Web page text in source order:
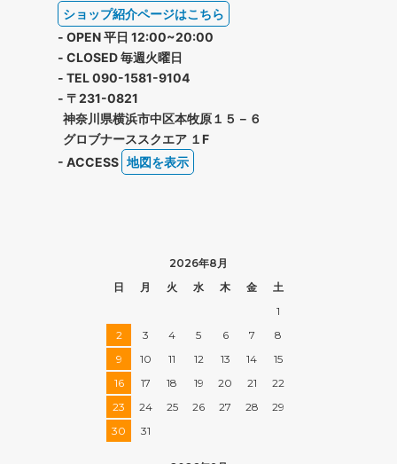
ショップ紹介ページはこちら
- OPEN 平日 12:00~20:00
- CLOSED 毎週火曜日
- TEL 090-1581-9104
- 〒231-0821
神奈川県横浜市中区本牧原１５－６
グロブナーススクエア １F
- ACCESS 地図を表示
2026年8月
日
月 火 水 木 金
土
1
2
3 4 5 6 7
8
9
10 11 12 13 14
15
16
17 18 19 20 21
22
23
24 25 26 27 28
29
30
31